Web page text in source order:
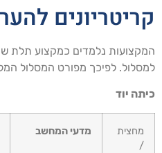
נלמדים כמקצוע תלת
לפיכך מפורט המסלול המלא:
יוד
מחצית
מדעי המחשב